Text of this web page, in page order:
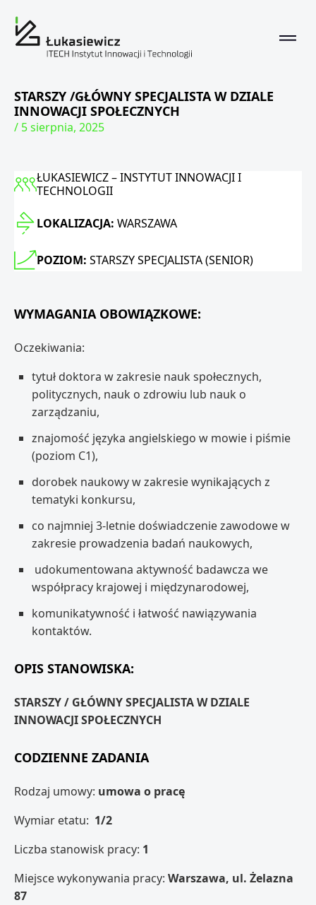
STARSZY /GŁÓWNY SPECJALISTA W DZIALE
INNOWACJI SPOŁECZNYCH
/ 5 sierpnia, 2025
ŁUKASIEWICZ – INSTYTUT INNOWACJI I
TECHNOLOGII
LOKALIZACJA: WARSZAWA
POZIOM: STARSZY SPECJALISTA (SENIOR)
WYMAGANIA OBOWIĄZKOWE:
Oczekiwania:
tytuł doktora w zakresie nauk społecznych,
politycznych, nauk o zdrowiu lub nauk o
zarządzaniu,
znajomość języka angielskiego w mowie i piśmie
(poziom C1),
dorobek naukowy w zakresie wynikających z
tematyki konkursu,
co najmniej 3-letnie doświadczenie zawodowe w
zakresie prowadzenia badań naukowych,
udokumentowana aktywność badawcza we
współpracy krajowej i międzynarodowej,
komunikatywność i łatwość nawiązywania
kontaktów.
OPIS STANOWISKA:
STARSZY / GŁÓWNY SPECJALISTA W DZIALE
INNOWACJI SPOŁECZNYCH
CODZIENNE ZADANIA
Rodzaj umowy: umowa o pracę
Wymiar etatu: 1/2
Liczba stanowisk pracy: 1
Miejsce wykonywania pracy: Warszawa, ul. Żelazna
87